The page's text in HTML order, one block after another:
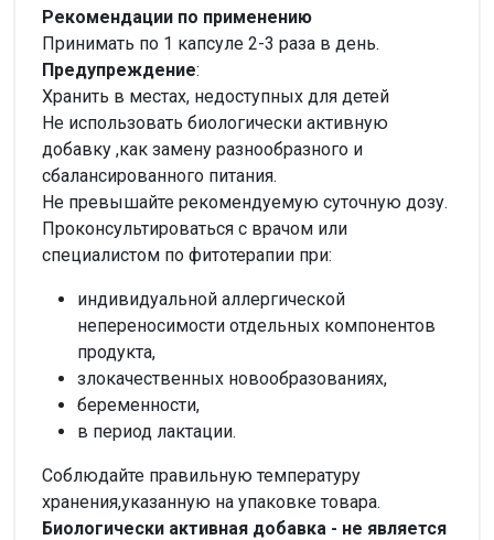
Рекомендации по применению
Принимать по 1 капсуле 2-3 раза в день.
Предупреждение:
Хранить в местах, недоступных для детей
Не использовать биологически активную
добавку ,как замену разнообразного и
сбалансированного питания.
Не превышайте рекомендуемую суточную дозу.
Проконсультироваться с врачом или
специалистом по фитотерапии при:
индивидуальной аллергической
непереносимости отдельных компонентов
продукта,
злокачественных новообразованиях,
беременности,
в период лактации.
Соблюдайте правильную температуру
хранения,указанную на упаковке товара.
Биологически активная добавка - не является